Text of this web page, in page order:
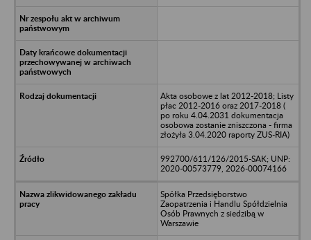
Akta osobowe z lat 2012-2018; Listy
płac 2012-2016 oraz 2017-2018 (
po roku 4.04.2031 dokumentacja
osobowa zostanie zniszczona - firma
złożyła 3.04.2020 raporty ZUS-RIA)
992700/611/126/2015-SAK; UNP:
2020-00573779, 2026-00074166
Spółka Przedsięborstwo
Zaopatrzenia i Handlu Spółdzielnia
Osób Prawnych z siedzibą w
Warszawie